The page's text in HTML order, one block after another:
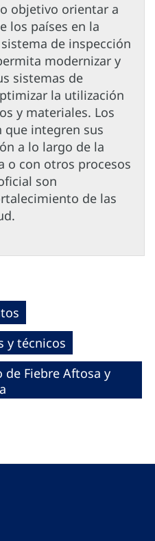
objetivo orientar a
los países en la
de inspección
modernizar y
sistemas de
la utilización
y materiales. Los
que integren sus
a lo largo de la
o con otros procesos
son
de las
y técnicos
de Fiebre Aftosa y